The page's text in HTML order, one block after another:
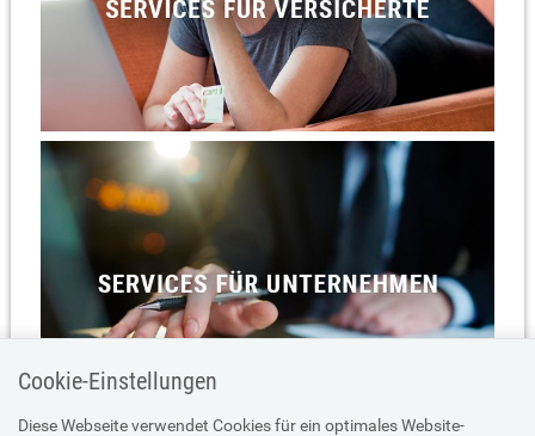
Cookie-Einstellungen
Diese Webseite verwendet Cookies für ein optimales Website-